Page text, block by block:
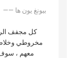
—— بيونغ يون ها
كل مجفف
مخروطي
معهم ،